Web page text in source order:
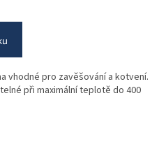
vhodné pro zavěšování a kotvení.
při maximální teplotě do 400